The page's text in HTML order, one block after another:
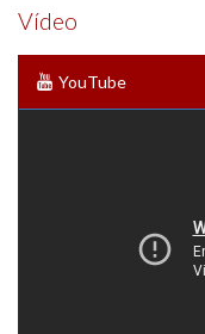
Vídeo
YouTube